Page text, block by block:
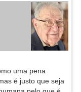
uma pena
é justo que seja